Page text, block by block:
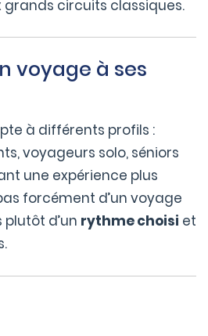
circuits classiques.
voyage à ses
à différents profils :
voyageurs solo, séniors
une expérience plus
forcément d’un voyage
plutôt d’un rythme choisi et